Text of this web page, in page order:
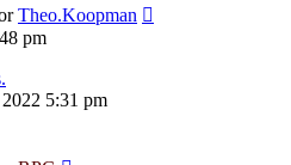
Theo.Koopman
pm
5:31 pm